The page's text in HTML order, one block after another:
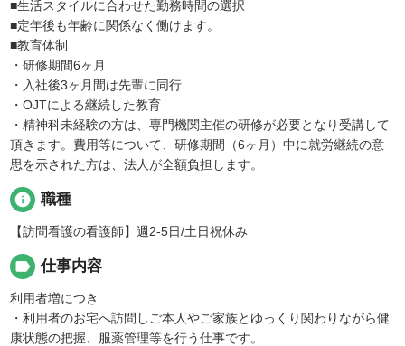
■生活スタイルに合わせた勤務時間の選択
■定年後も年齢に関係なく働けます。
■教育体制
・研修期間6ヶ月
・入社後3ヶ月間は先輩に同行
・OJTによる継続した教育
・精神科未経験の方は、専門機関主催の研修が必要となり受講して
頂きます。費用等について、研修期間（6ヶ月）中に就労継続の意
思を示された方は、法人が全額負担します。
info 職種
【訪問看護の看護師】週2-5日/土日祝休み
label 仕事内容
利用者増につき
・利用者のお宅へ訪問しご本人やご家族とゆっくり関わりながら健
康状態の把握、服薬管理等を行う仕事です。